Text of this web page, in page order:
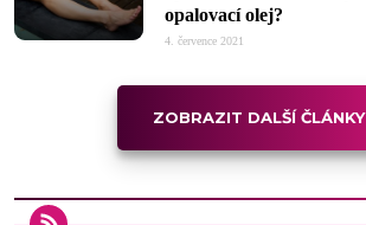
opalovací olej?
4. července 2021
ZOBRAZIT DALŠÍ ČLÁNKY